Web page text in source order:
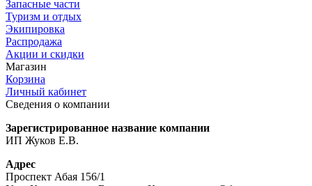
Запасные части
Туризм и отдых
Экипировка
Распродажа
Акции и скидки
Магазин
Корзина
Личный кабинет
Сведения о компании
Зарегистрированное название компании
ИП Жуков Е.В.
Адрес
Проспект Абая 156/1